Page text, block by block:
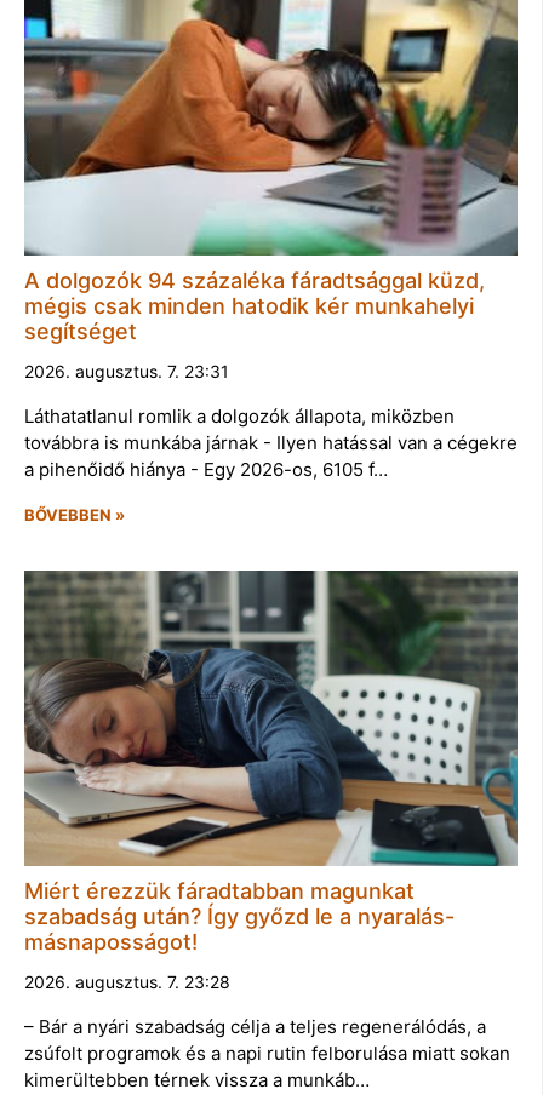
A dolgozók 94 százaléka fáradtsággal küzd,
mégis csak minden hatodik kér munkahelyi
segítséget
2026. augusztus. 7. 23:31
Láthatatlanul romlik a dolgozók állapota, miközben
továbbra is munkába járnak - Ilyen hatással van a cégekre
a pihenőidő hiánya - Egy 2026-os, 6105 f…
BŐVEBBEN »
Miért érezzük fáradtabban magunkat
szabadság után? Így győzd le a nyaralás-
másnaposságot!
2026. augusztus. 7. 23:28
– Bár a nyári szabadság célja a teljes regenerálódás, a
zsúfolt programok és a napi rutin felborulása miatt sokan
kimerültebben térnek vissza a munkáb…